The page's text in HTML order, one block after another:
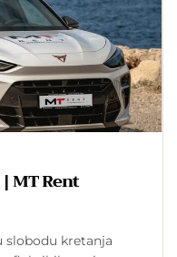
MT Rent
slobodu kretanja